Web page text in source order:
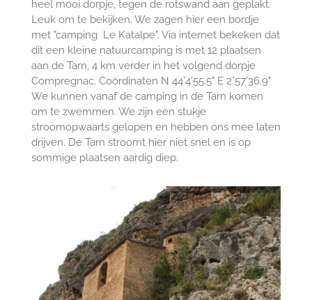
heel mooi dorpje, tegen de rotswand aan geplakt.
Leuk om te bekijken. We zagen hier een bordje
met "camping Le Katalpe". Via internet bekeken dat
dit een kleine natuurcamping is met 12 plaatsen
aan de Tarn, 4 km verder in het volgend dorpje
Compregnac. Coördinaten N 44°4'55.5" E 2°57'36.9"
We kunnen vanaf de camping in de Tarn komen
om te zwemmen. We zijn een stukje
stroomopwaarts gelopen en hebben ons mee laten
drijven. De Tarn stroomt hier niet snel en is op
sommige plaatsen aardig diep.